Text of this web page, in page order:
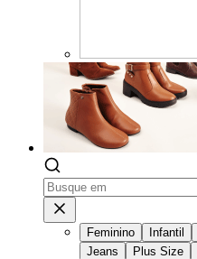
Feminino Infantil
Jeans
Plus Size